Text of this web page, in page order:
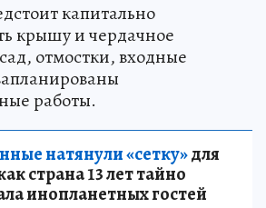
капитально
крышу и чердачное
отмостки, входные
работы.
натянули «сетку»для
страна 13 лет тайно
инопланетных гостей